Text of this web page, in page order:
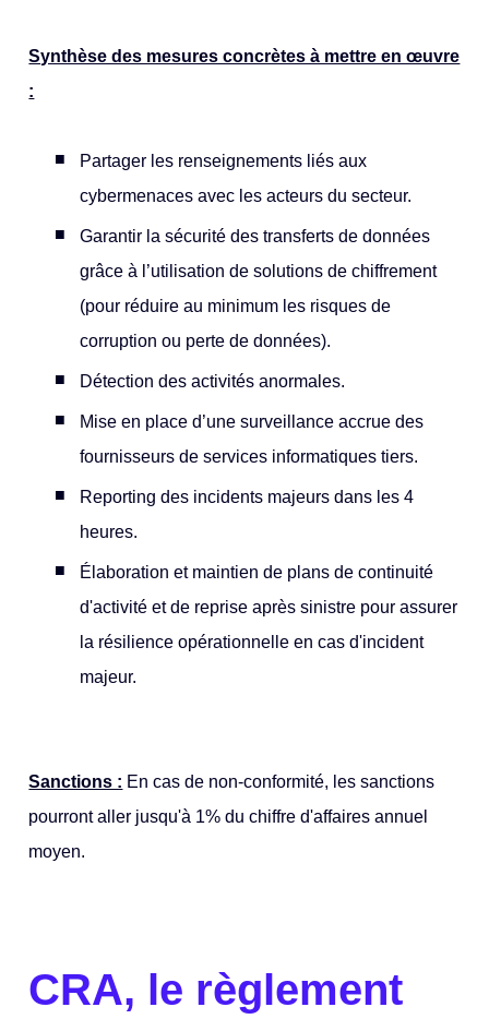
Synthèse des mesures concrètes à mettre en œuvre
:
Partager les renseignements liés aux
cybermenaces avec les acteurs du secteur.
Garantir la sécurité des transferts de données
grâce à l’utilisation de solutions de chiffrement
(pour réduire au minimum les risques de
corruption ou perte de données).
Détection des activités anormales.
Mise en place d’une surveillance accrue des
fournisseurs de services informatiques tiers.
Reporting des incidents majeurs dans les 4
heures.
Élaboration et maintien de plans de continuité
d'activité et de reprise après sinistre pour assurer
la résilience opérationnelle en cas d'incident
majeur.
Sanctions : En cas de non-conformité, les sanctions
pourront aller jusqu'à 1% du chiffre d'affaires annuel
moyen.
CRA, le règlement